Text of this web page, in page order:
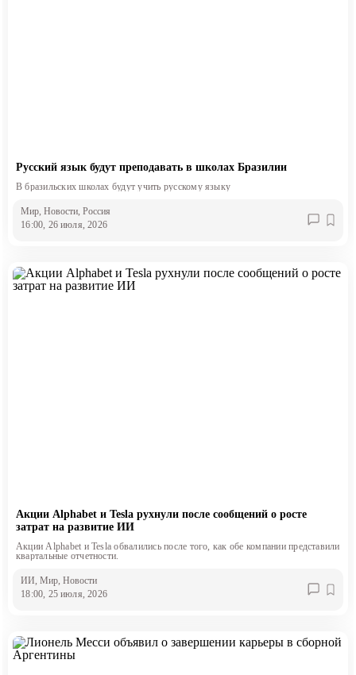
Русский язык будут преподавать в школах Бразилии
В бразильских школах будут учить русскому языку
Мир, Новости, Россия
16:00, 26 июля, 2026
Акции Alphabet и Tesla рухнули после сообщений о росте
затрат на развитие ИИ
Акции Alphabet и Tesla обвалились после того, как обе компании представили
квартальные отчетности.
ИИ, Мир, Новости
18:00, 25 июля, 2026